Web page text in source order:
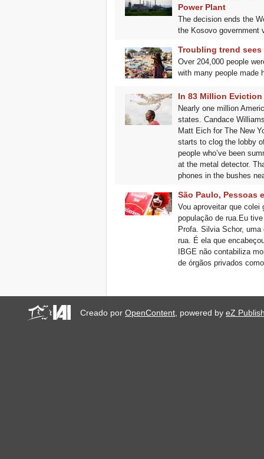
Power Plant
The decision ends the
the Kosovo government
Troubling trend
Over 204,000 people
with many people made
In 83 Million
Nearly one million
states. Candace
Matt Eich for The New
starts to clog the lobby
people who’ve been
at the metal detector.
phones in the bushes
São Paulo, Pessoas
Vou aproveitar que colei
população de rua.Eu
Profa. Silvia Schor,
rua. É ela que
IBGE não contabiliza
de órgãos privados
Creado porOpenContent, powered byeZ